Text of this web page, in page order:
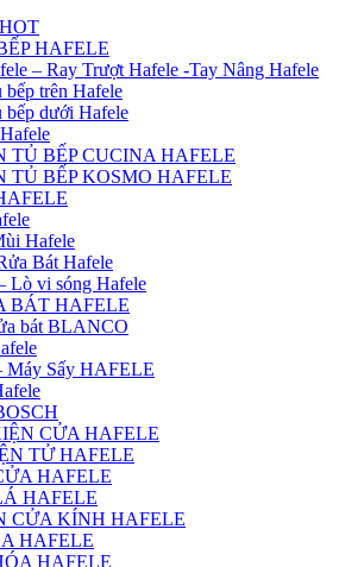
HAFELE
– Ray Trượt Hafele -Tay Nâng Hafele
bếp trên Hafele
bếp dưới Hafele
TỦ BẾP CUCINA HAFELE
TỦ BẾP KOSMO HAFELE
Hafele
Bát Hafele
Lò vi sóng Hafele
BÁT HAFELE
bát BLANCO
Máy Sấy HAFELE
CỬA HAFELE
TỬ HAFELE
HAFELE
HAFELE
CỬA KÍNH HAFELE
HAFELE
HAFELE